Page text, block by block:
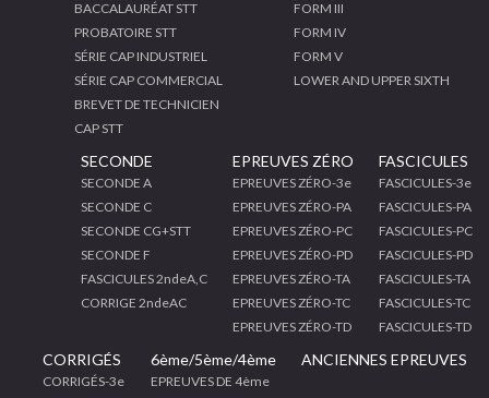
BACCALAURÉAT STT
PROBATOIRE STT
SÉRIE CAP INDUSTRIEL
SÉRIE CAP COMMERCIAL
BREVET DE TECHNICIEN
CAP STT
FORM III
FORM IV
FORM V
LOWER AND UPPER SIXTH
SECONDE
SECONDE A
SECONDE C
SECONDE CG+STT
SECONDE F
FASCICULES 2ndeA,C
CORRIGE 2ndeAC
EPREUVES ZÉRO
EPREUVES ZÉRO-3e
EPREUVES ZÉRO-PA
EPREUVES ZÉRO-PC
EPREUVES ZÉRO-PD
EPREUVES ZÉRO-TA
EPREUVES ZÉRO-TC
EPREUVES ZÉRO-TD
FASCICULES
FASCICULES-3e
FASCICULES-PA
FASCICULES-PC
FASCICULES-PD
FASCICULES-TA
FASCICULES-TC
FASCICULES-TD
CORRIGÉS
CORRIGÉS-3e
6ème/5ème/4ème
EPREUVES DE 4ème
ANCIENNES EPREUVES